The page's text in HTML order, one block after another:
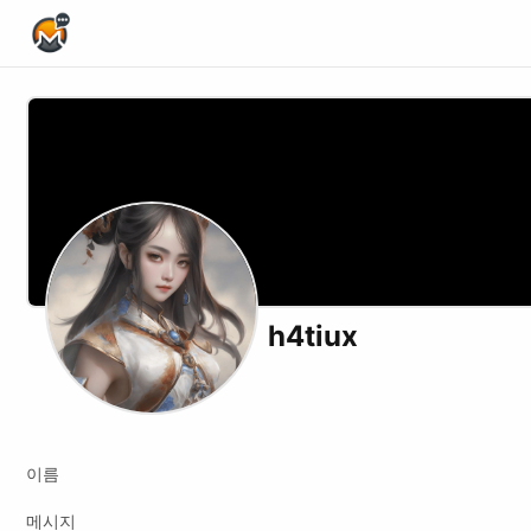
h4tiux
이름
메시지